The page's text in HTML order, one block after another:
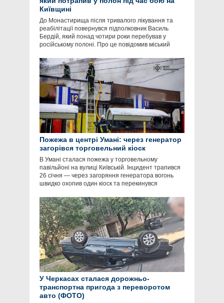
Київщині
До Монастирища після тривалого лікування та
реабілітації повернувся підполковник Василь
Бердій, який понад чотири роки перебував у
російському полоні. Про це повідомив міський
Пожежа в центрі Умані: через генератор
загорівся торговельний кіоск
В Умані сталася пожежа у торговельному
павільйоні на вулиці Київській. Інцидент трапився
26 січня — через загоряння генератора вогонь
швидко охопив один кіоск та перекинувся
У Черкасах сталася дорожньо-
транспортна пригода з переворотом
авто (ФОТО)